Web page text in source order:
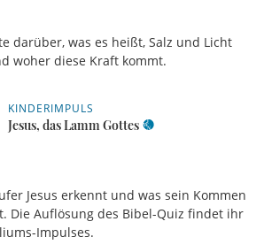
darüber, was es heißt, Salz und Licht
woher diese Kraft kommt.
KINDERIMPULS
Jesus, das Lamm Gottes
Jesus erkennt und was sein Kommen
Die Auflösung des Bibel-Quiz findet ihr
Impulses.